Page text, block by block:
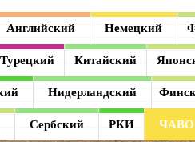
Английский Немецкий
Турецкий Китайский
Нидерландский
Сербский РКИ ЧАВО